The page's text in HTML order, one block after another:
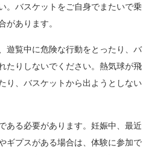
。バスケットをご自身でまたいで乗
があります。
遊覧中に危険な行動をとったり、バ
たりしないでください。熱気球が飛
り、バスケットから出ようとしない
ある必要があります。妊娠中、最近
ギプスがある場合は、体験に参加で